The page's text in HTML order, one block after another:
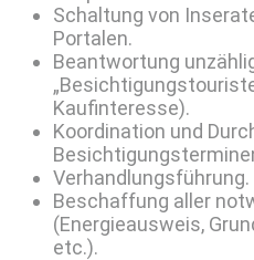
Schaltung von
Portalen.
Beantwortung
Kaufinteresse).
Koordination und
Verhandlungsführung.
Beschaffung aller
(Energieausweis,
etc.).